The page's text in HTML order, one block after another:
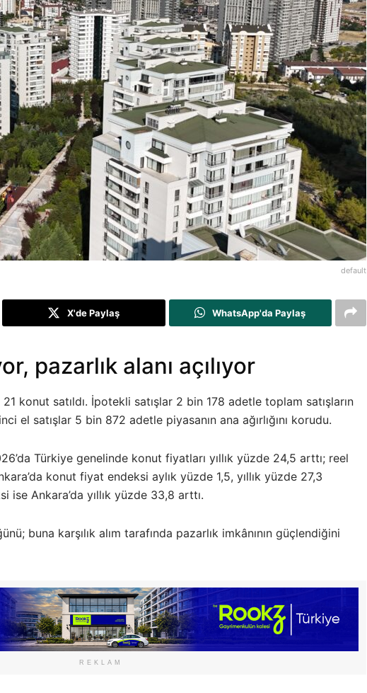
default
X'de Paylaş WhatsApp'da Paylaş
pazarlık alanı açılıyor
21 konut satıldı. İpotekli satışlar 2 bin 178 adetle toplam satışların
el satışlar 5 bin 872 adetle piyasanın ana ağırlığını korudu.
Türkiye genelinde konut fiyatları yıllık yüzde 24,5 arttı; reel
konut fiyat endeksi aylık yüzde 1,5, yıllık yüzde 27,3
ise Ankara’da yıllık yüzde 33,8 arttı.
buna karşılık alım tarafında pazarlık imkânının güçlendiğini
REKLAM